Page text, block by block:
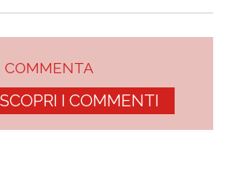
COMMENTA
I COMMENTI